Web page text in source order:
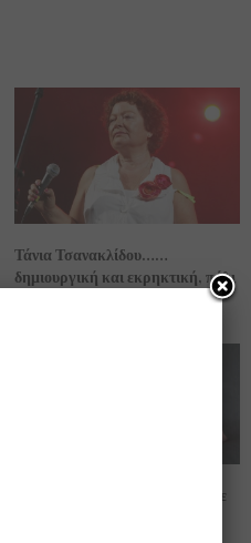
Τάνια Τσανακλίδου……
δημιουργική και εκρηκτική, πάλι
Μύθοι … που έχουν να κάνουν με